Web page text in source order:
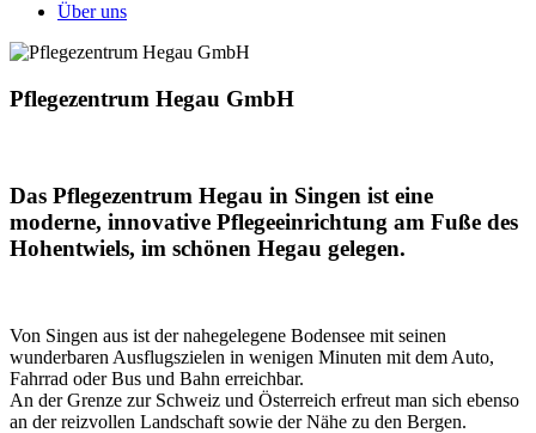
Über uns
Pflegezentrum Hegau GmbH
Das Pflegezentrum Hegau in Singen ist eine
moderne, innovative Pflegeeinrichtung am Fuße des
Hohentwiels, im schönen Hegau gelegen.
Von Singen aus ist der nahegelegene Bodensee mit seinen
wunderbaren Ausflugszielen in wenigen Minuten mit dem Auto,
Fahrrad oder Bus und Bahn erreichbar.
An der Grenze zur Schweiz und Österreich erfreut man sich ebenso
an der reizvollen Landschaft sowie der Nähe zu den Bergen.